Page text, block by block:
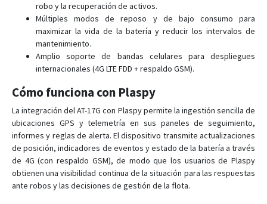
AT-5
AT-7
AT-8
AT-9
robo y la recuperación de activos.
Múltiples modos de reposo y de bajo consumo para
maximizar la vida de la batería y reducir los intervalos de
mantenimiento.
Amplio soporte de bandas celulares para despliegues
internacionales (4G LTE FDD + respaldo GSM).
Cómo funciona con Plaspy
La integración del AT-17G con Plaspy permite la ingestión sencilla de
ubicaciones GPS y telemetría en sus paneles de seguimiento,
informes y reglas de alerta. El dispositivo transmite actualizaciones
de posición, indicadores de eventos y estado de la batería a través
de 4G (con respaldo GSM), de modo que los usuarios de Plaspy
obtienen una visibilidad continua de la situación para las respuestas
ante robos y las decisiones de gestión de la flota.